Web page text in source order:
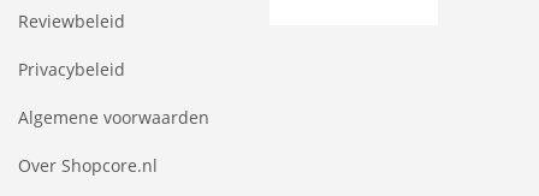
Reviewbeleid
Privacybeleid
Algemene voorwaarden
Over Shopcore.nl